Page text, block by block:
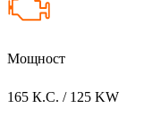
Мощност
165 К.С. / 125 KW